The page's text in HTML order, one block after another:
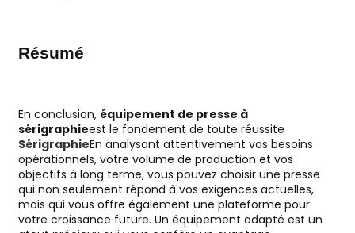
Résumé
En conclusion, équipement de presse à
sérigraphieest le fondement de toute réussite
SérigraphieEn analysant attentivement vos besoins
opérationnels, votre volume de production et vos
objectifs à long terme, vous pouvez choisir une presse
qui non seulement répond à vos exigences actuelles,
mais qui vous offre également une plateforme pour
votre croissance future. Un équipement adapté est un